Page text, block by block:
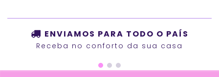
ENVIAMOS PARA TODO O PAÍS
Receba no conforto da sua casa